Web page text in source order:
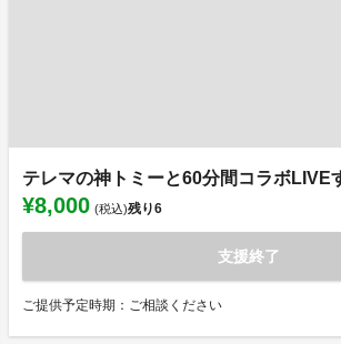
テレマの神トミーと60分間コラボLIVE
¥8,000 (税込)残り6
支援終了
ご提供予定時期：ご相談ください